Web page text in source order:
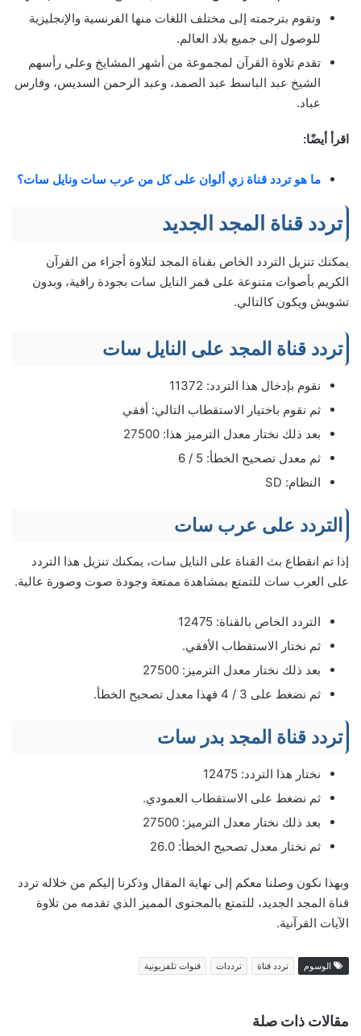
وتقوم بترجمته إلى مختلف اللغات منها الفرنسية والإنجليزية
للوصول إلى جميع بلاد العالم.
تقدم تلاوة القرآن لمجموعة من أشهر المشايخ وعلى رأسهم
الشيخ عبد الباسط عبد الصمد، وعبد الرحمن السديس، وفارس
عباد.
اقرأ أيضًا:
ما هو تردد قناة زي ألوان على كل من عرب سات ونايل سات؟
تردد قناة المجد الجديد
يمكنك تنزيل التردد الخاص بقناة المجد لتلاوة أجزاء من القرآن
الكريم بأصوات متنوعة على قمر النايل سات بجودة راقية، وبدون
تشويش ويكون كالتالي.
تردد قناة المجد على النايل سات
نقوم بإدخال هذا التردد: 11372
ثم نقوم باختيار الاستقطاب التالي: أفقي
بعد ذلك نختار معدل الترميز هذا: 27500
ثم معدل تصحيح الخطأ: 5 / 6
النظام: SD
التردد على عرب سات
إذا تم انقطاع بث القناة على النايل سات، يمكنك تنزيل هذا التردد
على العرب سات للتمتع بمشاهدة ممتعة وجودة صوت وصورة عالية.
التردد الخاص بالقناة: 12475
ثم نختار الاستقطاب الأفقي.
بعد ذلك نختار معدل الترميز: 27500
ثم نضغط على 3 / 4 فهذا معدل تصحيح الخطأ.
تردد قناة المجد بدر سات
نختار هذا التردد: 12475
ثم نضغط على الاستقطاب العمودي.
بعد ذلك نختار معدل الترميز: 27500
ثم نختار معدل تصحيح الخطأ: 26.0
وبهذا نكون وصلنا معكم إلى نهاية المقال وذكرنا إليكم من خلاله تردد
قناة المجد الجديد، للتمتع بالمحتوى المميز الذي تقدمه من تلاوة
الآيات القرآنية.
الوسوم تردد قناة ترددات قنوات تلفزيونية
مقالات ذات صلة